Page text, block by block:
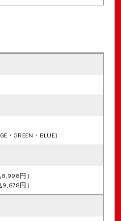
・GREEN・BLUE）
円）
円）